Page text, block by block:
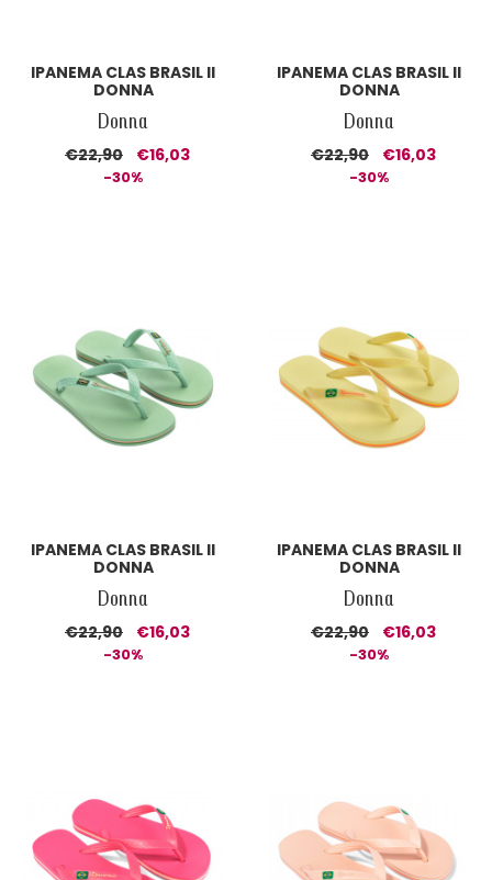
IPANEMA CLAS BRASIL II
DONNA
Donna
€22,90 €16,03
-30%
IPANEMA CLAS BRASIL II
DONNA
Donna
€22,90 €16,03
-30%
IPANEMA CLAS BRASIL II
DONNA
Donna
€22,90 €16,03
-30%
IPANEMA CLAS BRASIL II
DONNA
Donna
€22,90 €16,03
-30%